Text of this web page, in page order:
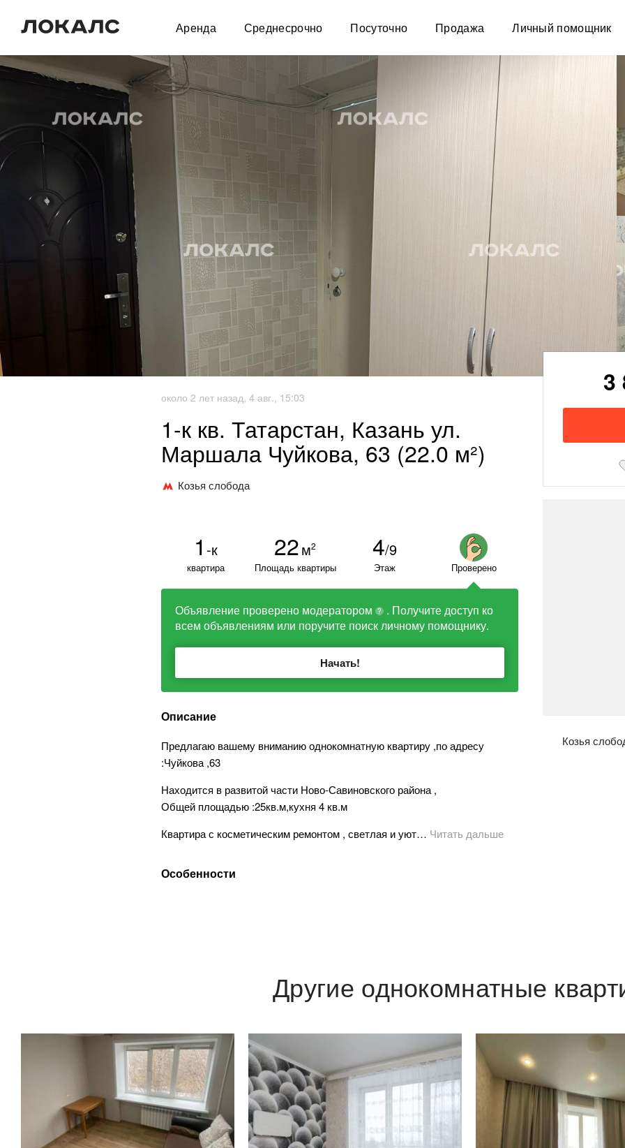
Аренда Среднесрочно Посуточно Продажа Личный помощник
около 2 лет назад, 4 авг., 15:03
1-к кв. Татарстан, Казань ул.
Маршала Чуйкова, 63 (22.0 м²)
Козья слобода
1 -к
квартира
22м2
Площадь квартиры
4/9
Этаж Проверено
Объявление проверено модератором ? . Получите доступ ко
всем объявлениям или поручите поиск личному помощнику.
Начать!
Описание
Предлагаю вашему вниманию однокомнатную квартиру ,по адресу
:Чуйкова ,63
Находится в развитой части Ново-Савиновского района ,
Общей площадью :25кв.м,кухня 4 кв.м
Квартира с косметическим ремонтом , светлая и уют… Читать дальше
Особенности
3
Козья
Другие однокомнатные